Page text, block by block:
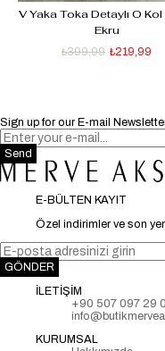
V Yaka Toka Detaylı O
Ekru
₺219,99
₺399,99
Sign up for our E-mail
Send
E-BÜLTEN KAYIT
Özel indirimler ve son
GÖNDER
İLETİŞİM
+90 507 097 29
KURUMSAL